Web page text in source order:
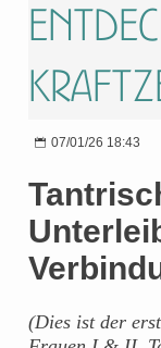
07/01/26 18:43
(Dies ist der